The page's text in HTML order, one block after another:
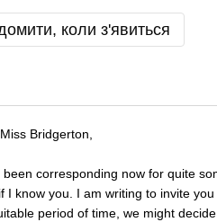
коли з'явиться
Bridgerton,
been corresponding now for quite
I know you. I am writing to invite
period of time, we might